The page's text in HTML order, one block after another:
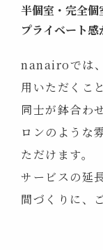
半個室・完全個
プライベート感
nanairoでは
用いただくこ
同士が鉢合わ
ロンのような
ただけます。
サービスの延
間づくりに、